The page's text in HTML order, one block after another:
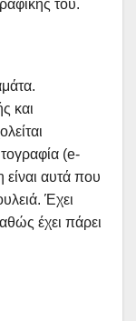
του.
και
(e-
είναι αυτά που
Έχει
έχει πάρει